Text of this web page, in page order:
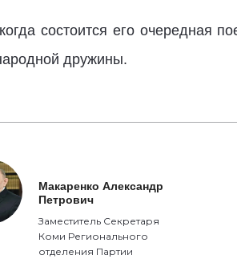
состоится его очередная
дружины.
Макаренко Александр
Петрович
Заместитель Секретаря
Коми Регионального
отделения Партии